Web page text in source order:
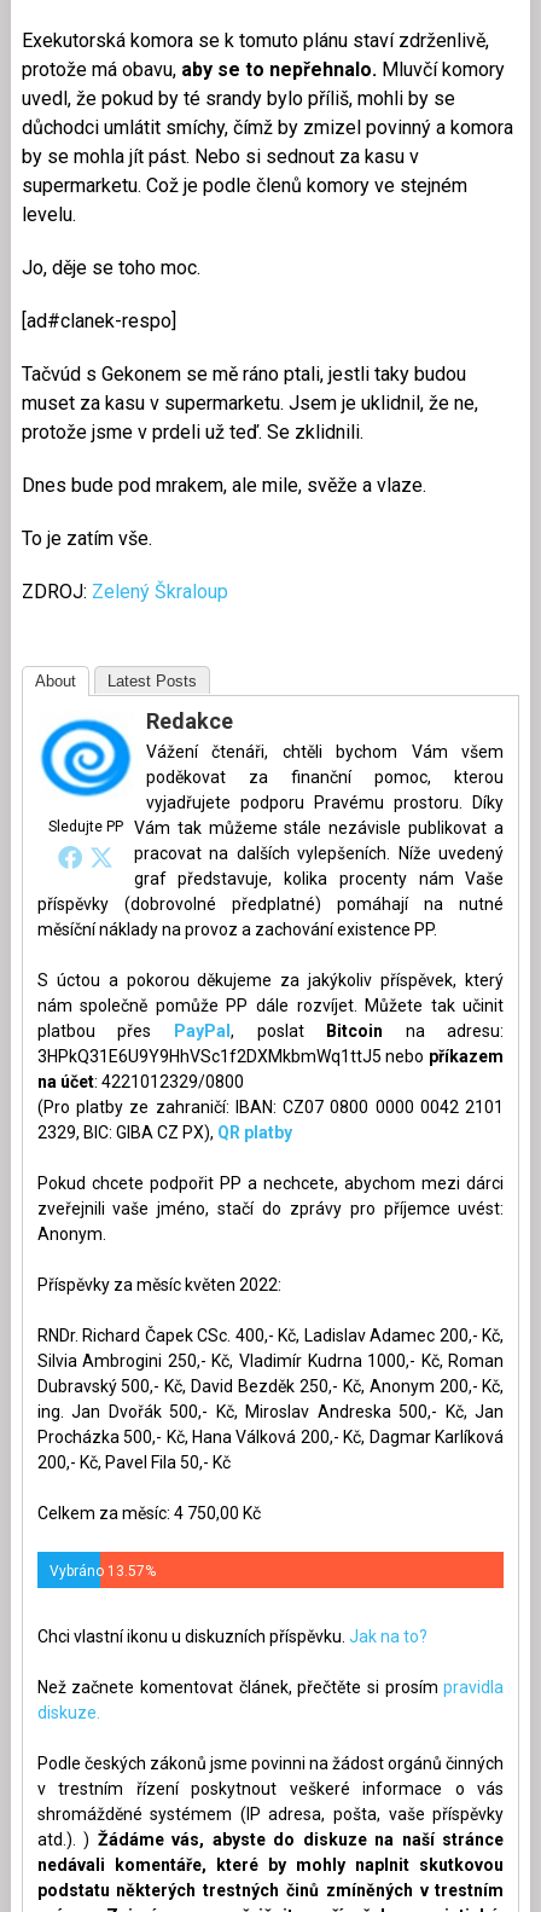
Exekutorská komora se k tomuto plánu staví zdrženlivě,
protože má obavu, aby se to nepřehnalo. Mluvčí komory
uvedl, že pokud by té srandy bylo příliš, mohli by se
důchodci umlátit smíchy, čímž by zmizel povinný a komora
by se mohla jít pást. Nebo si sednout za kasu v
supermarketu. Což je podle členů komory ve stejném
levelu.
Jo, děje se toho moc.
[ad#clanek-respo]
Tačvúd s Gekonem se mě ráno ptali, jestli taky budou
muset za kasu v supermarketu. Jsem je uklidnil, že ne,
protože jsme v prdeli už teď. Se zklidnili.
Dnes bude pod mrakem, ale mile, svěže a vlaze.
To je zatím vše.
ZDROJ: Zelený Škraloup
About Latest Posts
Sledujte PP
Redakce
Vážení čtenáři, chtěli bychom Vám všem
poděkovat za finanční pomoc, kterou
vyjadřujete podporu Pravému prostoru. Díky
Vám tak můžeme stále nezávisle publikovat a
pracovat na dalších vylepšeních. Níže uvedený
graf představuje, kolika procenty nám Vaše
příspěvky (dobrovolné předplatné) pomáhají na nutné
měsíční náklady na provoz a zachování existence PP.
S úctou a pokorou děkujeme za jakýkoliv příspěvek, který
nám společně pomůže PP dále rozvíjet. Můžete tak učinit
platbou přes
PayPal , poslat Bitcoin na adresu:
3HPkQ31E6U9Y9HhVSc1f2DXMkbmWq1ttJ5 nebo příkazem
na účet: 4221012329/0800
(Pro platby ze zahraničí: IBAN: CZ07 0800 0000 0042 2101
2329, BIC: GIBA CZ PX), QR platby
Pokud chcete podpořit PP a nechcete, abychom mezi dárci
zveřejnili vaše jméno, stačí do zprávy pro příjemce uvést:
Anonym.
Příspěvky za měsíc květen 2022:
RNDr. Richard Čapek CSc. 400,- Kč, Ladislav Adamec 200,- Kč,
Silvia Ambrogini 250,- Kč, Vladimír Kudrna 1000,- Kč, Roman
Dubravský 500,- Kč, David Bezděk 250,- Kč, Anonym 200,- Kč,
ing. Jan Dvořák 500,- Kč, Miroslav Andreska 500,- Kč, Jan
Procházka 500,- Kč, Hana Válková 200,- Kč, Dagmar Karlíková
200,- Kč, Pavel Fila 50,- Kč
Celkem za měsíc: 4 750,00 Kč
Vybráno 13.57%
Chci vlastní ikonu u diskuzních příspěvku. Jak na to?
Než začnete komentovat článek, přečtěte si prosímpravidla
diskuze.
Podle českých zákonů jsme povinni na žádost orgánů činných
v trestním řízení poskytnout veškeré informace o vás
shromážděné systémem (IP adresa, pošta, vaše příspěvky
atd.). ) Žádáme vás, abyste do diskuze na naší stránce
nedávali komentáře, které by mohly naplnit skutkovou
podstatu některých trestných činů zmíněných v trestním